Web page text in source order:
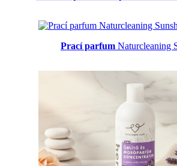
Prací parfum Naturcleaning